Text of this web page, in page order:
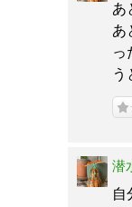
あ
あ
っ
う
潜
自